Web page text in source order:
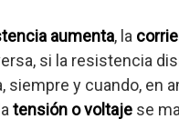
aumenta, la
si la resistencia
siempre y cuando, en
tensión o voltaje se